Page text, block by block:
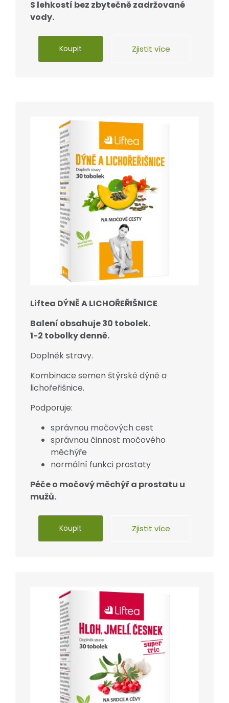
S lehkostí bez zbytečně zadržované
vody.
Koupit Zjistit více
Liftea DÝNĚ A LICHOŘEŘIŠNICE
Balení obsahuje 30 tobolek.
1-2 tobolky denně.
Doplněk stravy.
Kombinace semen štýrské dýně a
lichořeřišnice.
Podporuje:
správnou močových cest
správnou činnost močového
měchýře
normální funkci prostaty
Péče o močový měchýř a prostatu u
mužů.
Koupit Zjistit více